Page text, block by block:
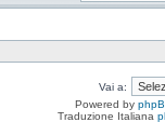
Vai a:
Powered by
Traduzione Italiana